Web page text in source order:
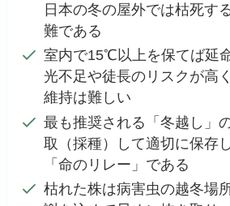
日本の冬の屋外では枯死す
難である
室内で15℃以上を保てば延
光不足や徒長のリスクが高
維持は難しい
最も推奨される「冬越し」
取（採種）して適切に保存
「命のリレー」である
枯れた株は病害虫の越冬場